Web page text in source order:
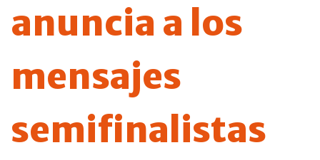
anuncia a los
mensajes
semifinalistas